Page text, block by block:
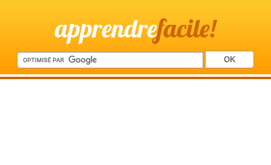
apprendrefacile!